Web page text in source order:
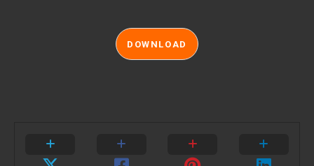
DOWNLOAD